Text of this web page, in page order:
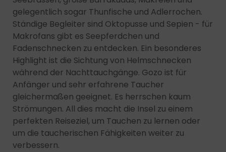
gelegentlich sogar Thunfische und Adlerrochen.
Ständige Begleiter sind Oktopusse und Sepien - für
Makrofans gibt es Seepferdchen und
Fadenschnecken zu entdecken. Ein besonderes
Highlight ist die Sichtung von Helmschnecken
während der Nachttauchgänge. Gozo ist für
Anfänger und sehr erfahrene Taucher
gleichermaßen geeignet. Es herrschen kaum
Strömungen. All dies macht die Insel zu einem
perfekten Reiseziel, um Tauchen zu lernen oder
um die taucherischen Fähigkeiten weiter zu
verbessern.